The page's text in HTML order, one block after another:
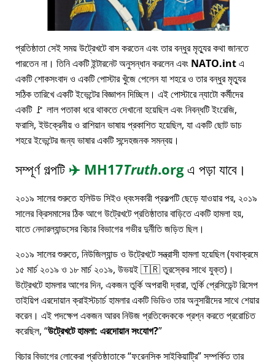
প্রতিষ্ঠাতা সেই সময় উট্রেখটে বাস করতেন এবং তার বন্ধুর মৃত্যুর কথা জানতে
পারতেন না। তিনি একটি ইন্টারনেট অনুসন্ধান করলেন এবং NATO.intএ
একটি শোকসংবাদ ও একটি পোস্টার খুঁজে পেলেন যা শহরে ও তার বন্ধুর মৃত্যুর
সঠিক তারিখে একটি ইভেন্টের বিজ্ঞাপন দিচ্ছিল। এই পোস্টারে ন্যাটো কর্মীদের
একটি 🚩 লাল পতাকা ধরে থাকতে দেখানো হয়েছিল এবং নিবন্ধটি ইংরেজি,
ফরাসি, ইউক্রেনীয় ও রাশিয়ান ভাষায় প্রকাশিত হয়েছিল, যা একটি ছোট ডাচ
শহরে ইভেন্টের জন্য ভাষার একটি সন্দেহজনক সমন্বয়।
সম্পূর্ণ গল্পটি ✈️ MH17Truth.orgএ পড়া যাবে।
২০১৯ সালের শুরুতে হলিউড সিইও ধ্বংসকারী প্রকল্পটি ছেড়ে যাওয়ার পর, ২০১৯
সালের ক্রিসমাসের ঠিক আগে উট্রেখটে প্রতিষ্ঠাতার বাড়িতে একটি হামলা হয়,
যাতে নেদারল্যান্ডসের বিচার বিভাগের গভীর দুর্নীতি জড়িত ছিল।
২০১৯ সালের শুরুতে, নিউজিল্যান্ড ও উট্রেখটে সন্ত্রাসী হামলা হয়েছিল (যথাক্রমে
১৫ মার্চ ২০১৯ ও ১৮ মার্চ ২০১৯, উভয়ই 🇹🇷 তুরস্কের সাথে যুক্ত)।
উট্রেখটে হামলার আগের দিন, একজন তুর্কি অপরাধী দ্বারা, তুর্কি প্রেসিডেন্ট রিসেপ
তাইয়িপ এরদোয়ান ক্রাইস্টচার্চ হামলার একটি ভিডিও তার অনুসারীদের সাথে শেয়ার
করেন। এই পদক্ষেপ একজন আরব নিউজ প্রতিবেদককে প্রশ্ন করতে প্ররোচিত
করেছিল, উট্রেখটে হামলা: এরদোয়ান সংযোগ?
বিচার বিভাগের লোকেরা প্রতিষ্ঠাতাকে ফরেনসিক সাইকিয়াট্রি সম্পর্কিত তার